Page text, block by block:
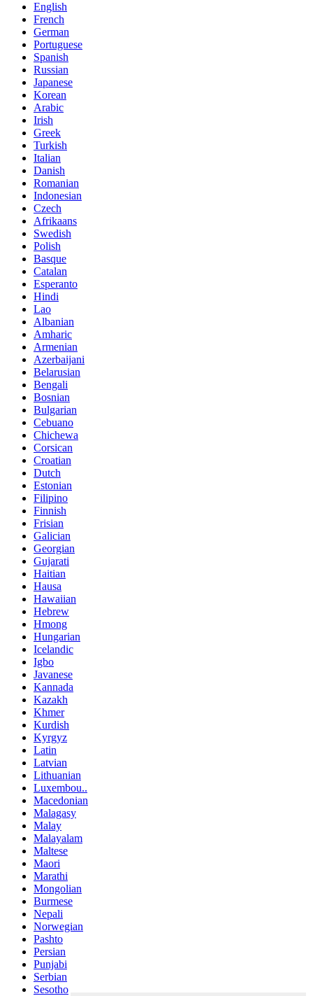
English
French
German
Portuguese
Spanish
Russian
Japanese
Korean
Arabic
Irish
Greek
Turkish
Italian
Danish
Romanian
Indonesian
Czech
Afrikaans
Swedish
Polish
Basque
Catalan
Esperanto
Hindi
Lao
Albanian
Amharic
Armenian
Azerbaijani
Belarusian
Bengali
Bosnian
Bulgarian
Cebuano
Chichewa
Corsican
Croatian
Dutch
Estonian
Filipino
Finnish
Frisian
Galician
Georgian
Gujarati
Haitian
Hausa
Hawaiian
Hebrew
Hmong
Hungarian
Icelandic
Igbo
Javanese
Kannada
Kazakh
Khmer
Kurdish
Kyrgyz
Latin
Latvian
Lithuanian
Luxembou..
Macedonian
Malagasy
Malay
Malayalam
Maltese
Maori
Marathi
Mongolian
Burmese
Nepali
Norwegian
Pashto
Persian
Punjabi
Serbian
Sesotho